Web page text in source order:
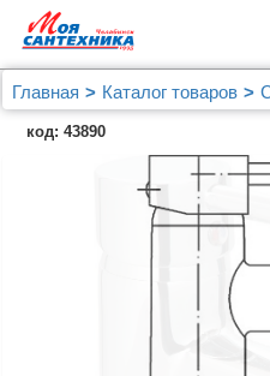
Главная Каталог товаров
Смеситель GPD Espina
код: 43890